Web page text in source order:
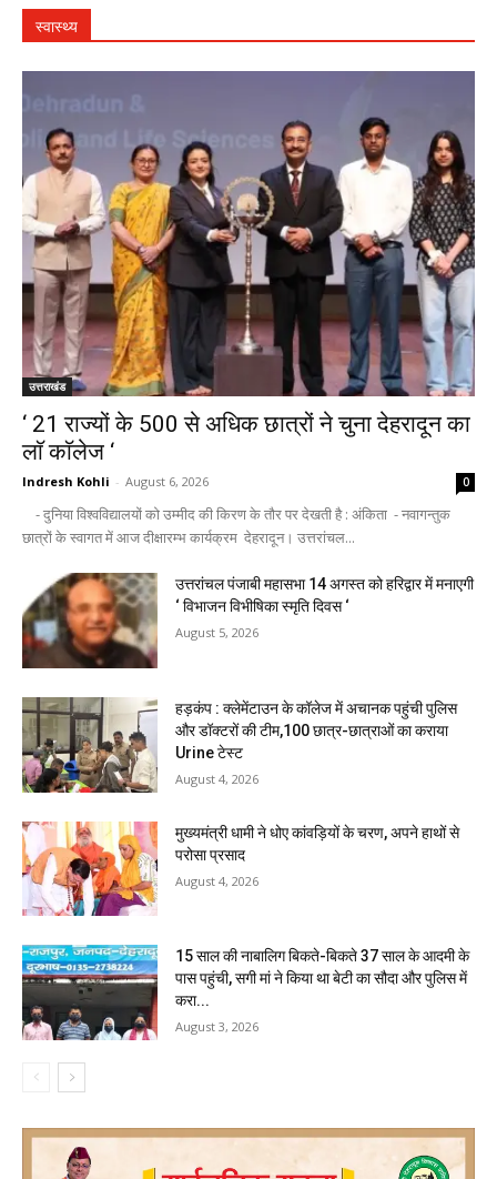
स्वास्थ्य
उत्तराखंड
‘ 21 राज्यों के 500 से अधिक छात्रों ने चुना देहरादून का
लाॅ काॅलेज ‘
Indresh Kohli - August 6, 2026 0
- दुनिया विश्वविद्यालयों को उम्मीद की किरण के तौर पर देखती है : अंकिता - नवागन्तुक
छात्रों के स्वागत में आज दीक्षारम्भ कार्यक्रम देहरादून। उत्तरांचल...
उत्तरांचल पंजाबी महासभा 14 अगस्त को हरिद्वार में मनाएगी
‘ विभाजन विभीषिका स्मृति दिवस ‘
August 5, 2026
हड़कंप : क्लेमेंटाउन के कॉलेज में अचानक पहुंची पुलिस
और डॉक्टरों की टीम,100 छात्र-छात्राओं का कराया
Urine टेस्ट
August 4, 2026
मुख्यमंत्री धामी ने धोए कांवड़ियों के चरण, अपने हाथों से
परोसा प्रसाद
August 4, 2026
15 साल की नाबालिग बिकते-बिकते 37 साल के आदमी के
पास पहुंची, सगी मां ने किया था बेटी का सौदा और पुलिस में
करा...
August 3, 2026